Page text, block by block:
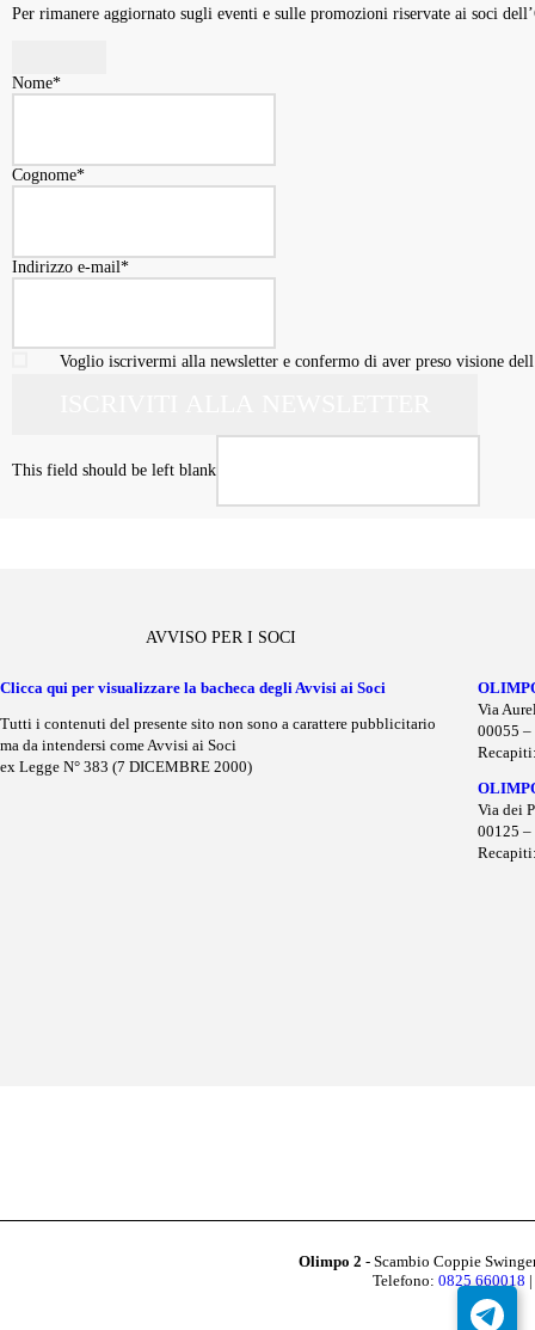
Per rimanere aggiornato sugli eventi e sulle promozioni riservate ai soci
Nome*
Cognome*
Indirizzo e-mail*
Voglio iscrivermi alla newsletter e confermo di aver preso visione
This field should be left blank
AVVISO PER I SOCI
Clicca qui per visualizzare la bacheca degli Avvisi ai Soci
Tutti i contenuti del presente sito non sono a carattere pubblicitario
ma da intendersi come Avvisi ai Soci
ex Legge N° 383 (7 DICEMBRE 2000)
Via
00055
Via dei
00125 –
Olimpo 2 - Scambio Coppie
Telefono: 0825 660018